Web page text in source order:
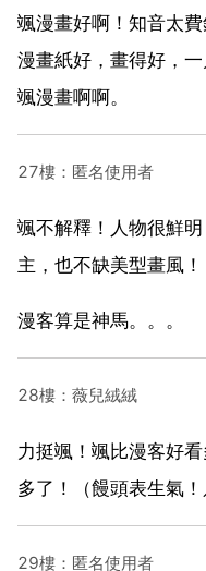
颯漫畫好啊！知音太
漫畫紙好，畫得好，
颯漫畫啊啊。
27樓：匿名使用者
颯不解釋！人物很鮮
主，也不缺美型畫風！
漫客算是神馬。。。
28樓：薇兒絨絨
力挺颯！颯比漫客好
多了！（饅頭表生氣！
29樓：匿名使用者